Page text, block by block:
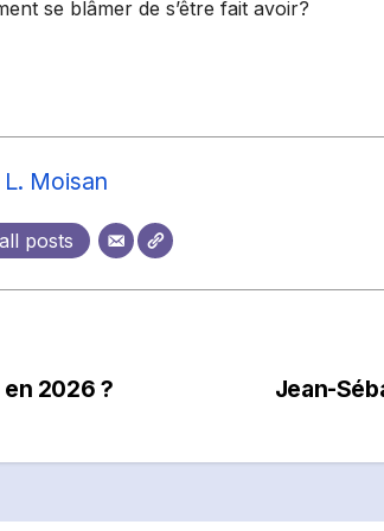
se blâmer de s’être fait avoir?
L. Moisan
posts
Jean-
2026 ?